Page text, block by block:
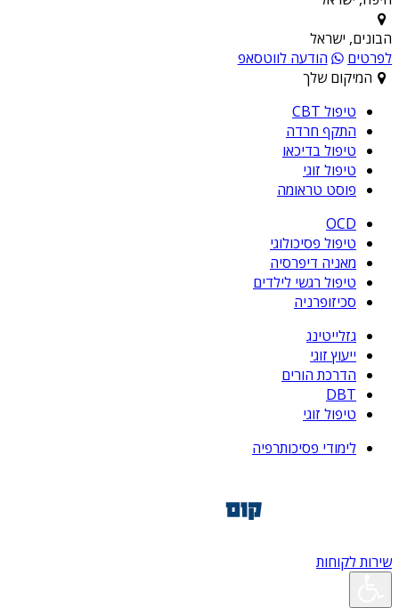
הבונים, ישראל
לפרטים
הודעה לווטסאפ
המיקום שלך
טיפול CBT
התקף חרדה
טיפול בדיכאו
טיפול זוגי
פוסט טראומה
OCD
טיפול פסיכולוגי
מאניה דיפרסיה
טיפול רגשי לילדים
סכיזופרניה
גזלייטינג
ייעוץ זוגי
הדרכת הורים
DBT
טיפול זוגי
לימודי פסיכותרפיה
שירות לקוחות